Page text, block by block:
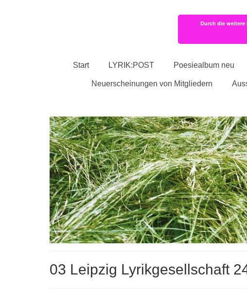
Start LYRIK:POST Poesiealbum neu
Neuerscheinungen von Mitgliedern
03 Leipzig Lyrikgesellschaft
Durch die